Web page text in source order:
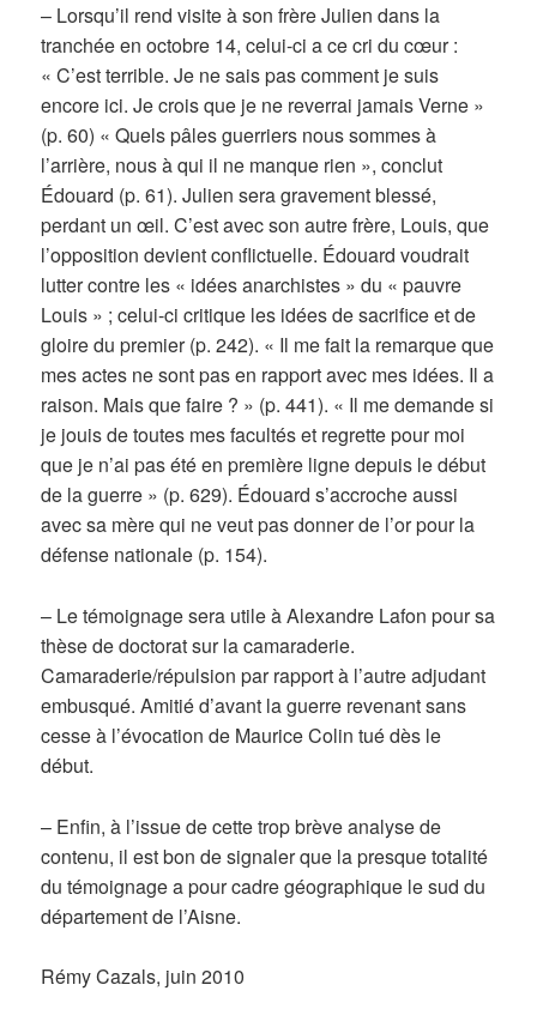
– Lorsqu’il rend visite à son frère Julien dans la
tranchée en octobre 14, celui-ci a ce cri du cœur :
« C’est terrible. Je ne sais pas comment je suis
encore ici. Je crois que je ne reverrai jamais Verne »
(p. 60) « Quels pâles guerriers nous sommes à
l’arrière, nous à qui il ne manque rien », conclut
Édouard (p. 61). Julien sera gravement blessé,
perdant un œil. C’est avec son autre frère, Louis, que
l’opposition devient conflictuelle. Édouard voudrait
lutter contre les « idées anarchistes » du « pauvre
Louis » ; celui-ci critique les idées de sacrifice et de
gloire du premier (p. 242). « Il me fait la remarque que
mes actes ne sont pas en rapport avec mes idées. Il a
raison. Mais que faire ? » (p. 441). « Il me demande si
je jouis de toutes mes facultés et regrette pour moi
que je n’ai pas été en première ligne depuis le début
de la guerre » (p. 629). Édouard s’accroche aussi
avec sa mère qui ne veut pas donner de l’or pour la
défense nationale (p. 154).
– Le témoignage sera utile à Alexandre Lafon pour sa
thèse de doctorat sur la camaraderie.
Camaraderie/répulsion par rapport à l’autre adjudant
embusqué. Amitié d’avant la guerre revenant sans
cesse à l’évocation de Maurice Colin tué dès le
début.
– Enfin, à l’issue de cette trop brève analyse de
contenu, il est bon de signaler que la presque totalité
du témoignage a pour cadre géographique le sud du
département de l’Aisne.
Rémy Cazals, juin 2010